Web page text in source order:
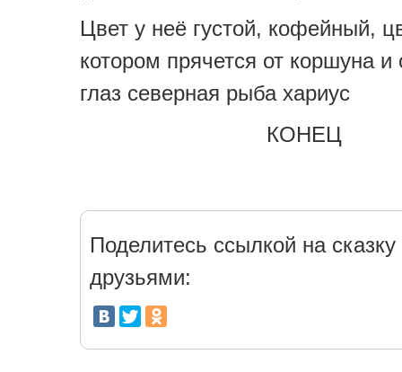
Цвет у неё густой, кофейный,
котором прячется от коршуна и
глаз северная рыба хариус
КОНЕЦ
Поделитесь ссылкой на сказку
друзьями: